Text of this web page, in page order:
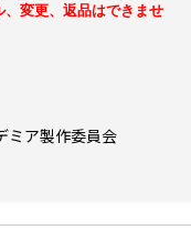
変更、返品はできませ
ミア製作委員会